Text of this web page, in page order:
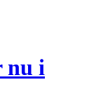
nu i